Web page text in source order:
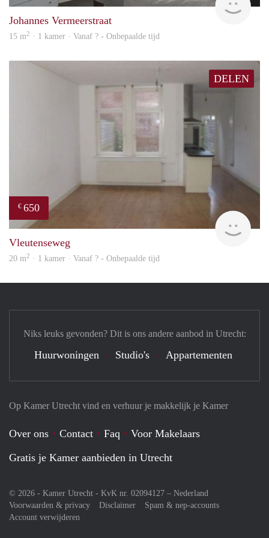
Johannes Vermeerstraat
15 m2 · 1 kamer · Vanaf ? - Onbepaalde tijd
DELEN
€ 650
Vleutenseweg
20 m2 · 1 kamer · Vanaf ? - Onbepaalde tijd
Op Kamer Utrecht vind en verhuur je makkelijk je Kamer
Over ons Contact Faq
Voor Makelaars
Gratis je Kamer aanbieden in Utrecht
© 2026 - Kamer Utrecht - KvK nr. 02094127 – Nederland
Voorwaarden & privacy
Disclaimer
Spam & nep-accounts
Account verwijderen
Niks leuks gevonden? Dit is ons andere aanbod in Utrecht:
Huurwoningen Studio's Appartementen